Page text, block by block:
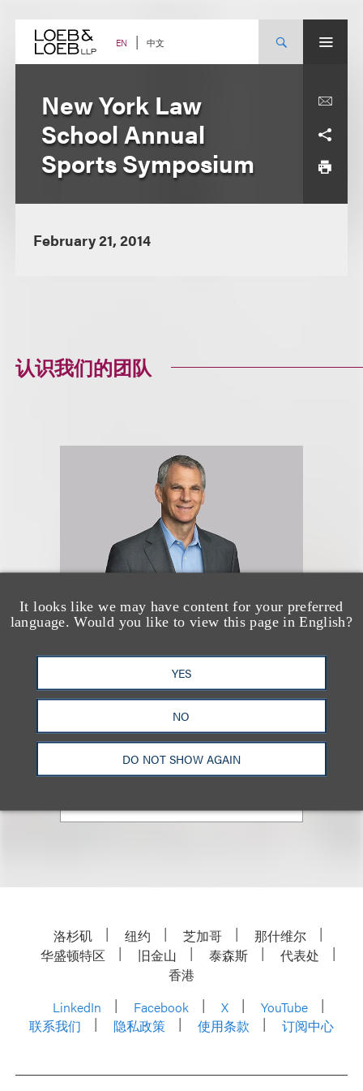
content EN 中文
It looks like we may have content for your preferred
language. Would you like to view this page in English?
YES
NO
DO NOT SHOW AGAIN
New York Law
School Annual
Sports Symposium
February 21, 2014
认识我们的团队
Brian R. Socolow
Co-Chair, Sports
+1.212.407.4872
洛杉矶 纽约 芝加哥
那什维尔
华盛顿特区
旧金山 泰森斯
代表处
香港
LinkedIn
Facebook X
YouTube
联系我们
隐私政策 使用条款 订阅中心